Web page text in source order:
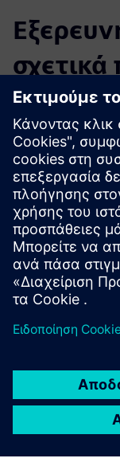
σχετικά
Πρόσθετες
MADE - Κέντρο
4.0: το Ψηφιακό
Εφαρμογές για
προϊόντων